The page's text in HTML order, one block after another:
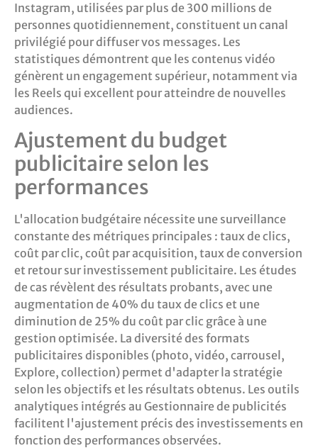
Instagram, utilisées par plus de 300 millions de
personnes quotidiennement, constituent un canal
privilégié pour diffuser vos messages. Les
statistiques démontrent que les contenus vidéo
génèrent un engagement supérieur, notamment via
les Reels qui excellent pour atteindre de nouvelles
audiences.
Ajustement du budget
publicitaire selon les
performances
L'allocation budgétaire nécessite une surveillance
constante des métriques principales : taux de clics,
coût par clic, coût par acquisition, taux de conversion
et retour sur investissement publicitaire. Les études
de cas révèlent des résultats probants, avec une
augmentation de 40% du taux de clics et une
diminution de 25% du coût par clic grâce à une
gestion optimisée. La diversité des formats
publicitaires disponibles (photo, vidéo, carrousel,
Explore, collection) permet d'adapter la stratégie
selon les objectifs et les résultats obtenus. Les outils
analytiques intégrés au Gestionnaire de publicités
facilitent l'ajustement précis des investissements en
fonction des performances observées.